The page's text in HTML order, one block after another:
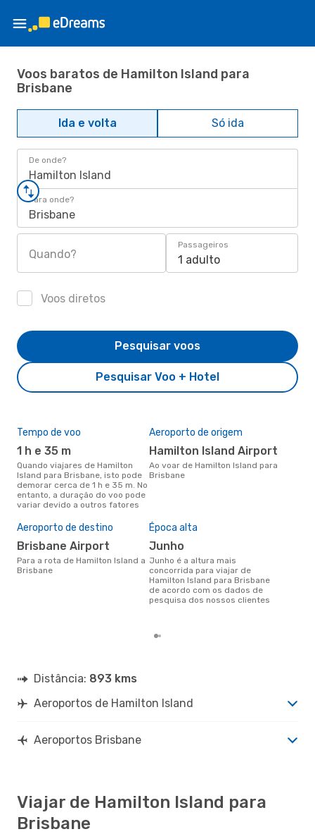
Voos baratos de Hamilton Island para
Brisbane
Ida e volta Só ida
De onde?
Hamilton Island
Para onde?
Brisbane
Quando?
Passageiros
1 adulto
Voos diretos
Pesquisar Voo + Hotel
Pesquisar voos
Tempo de voo
1 h e 35 m
Quando viajares de Hamilton
Island para Brisbane, isto pode
demorar cerca de 1 h e 35 m. No
entanto, a duração do voo pode
variar devido a outros fatores
Aeroporto de origem
Hamilton Island Airport
Ao voar de Hamilton Island para
Brisbane
Aeroporto de destino
Brisbane Airport
Para a rota de Hamilton Island a
Brisbane
Época alta
junho
junho é a altura mais
concorrida para viajar de
Hamilton Island para Brisbane
de acordo com os dados de
pesquisa dos nossos clientes
Distância: 893 kms
Aeroportos de Hamilton Island
Aeroportos Brisbane
Viajar de Hamilton Island para
Brisbane